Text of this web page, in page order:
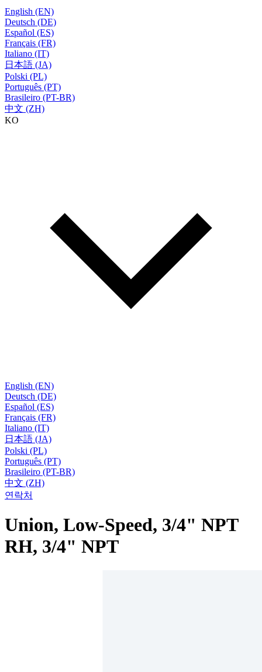
English (EN)
Deutsch (DE)
Español (ES)
Français (FR)
Italiano (IT)
日本語 (JA)
Polski (PL)
Português (PT)
Brasileiro (PT-BR)
中文 (ZH)
KO
English (EN)
Deutsch (DE)
Español (ES)
Français (FR)
Italiano (IT)
日本語 (JA)
Polski (PL)
Português (PT)
Brasileiro (PT-BR)
中文 (ZH)
연락처
Union, Low-Speed, 3/4" NPT
RH, 3/4" NPT